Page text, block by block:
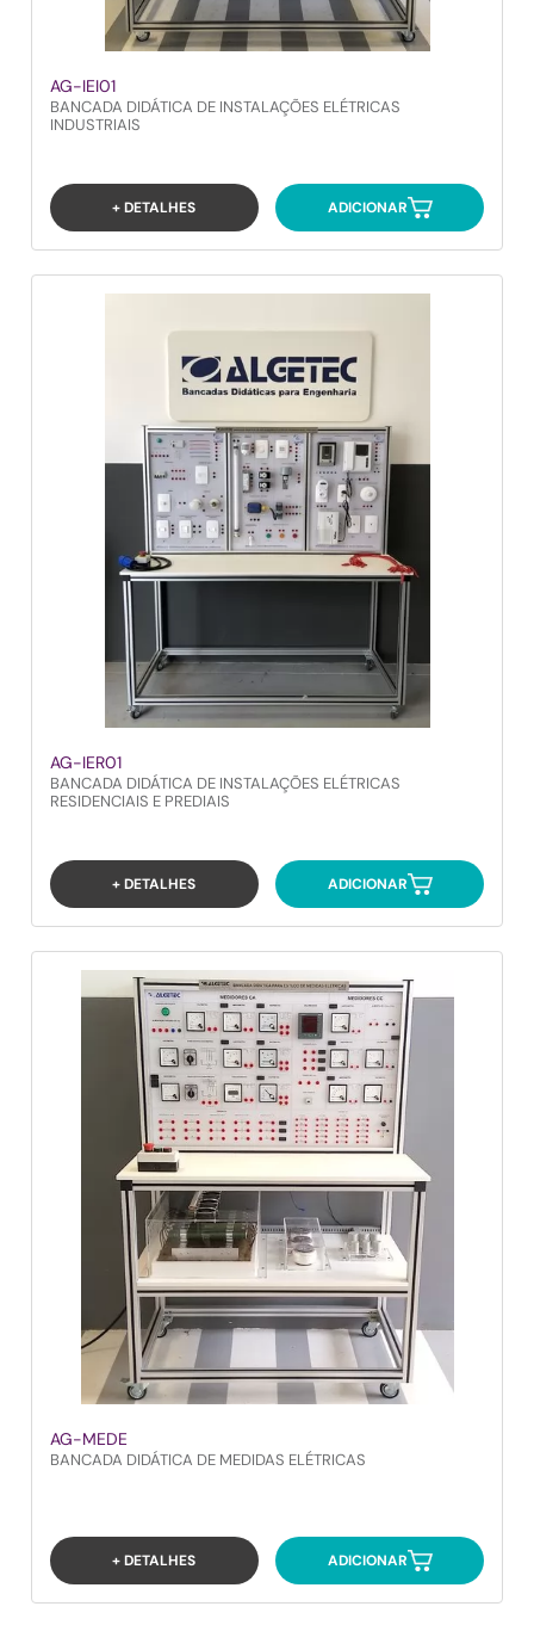
AG-IEI01
BANCADA DIDÁTICA DE INSTALAÇÕES ELÉTRICAS
INDUSTRIAIS
+ DETALHES ADICIONAR
AG-IER01
BANCADA DIDÁTICA DE INSTALAÇÕES ELÉTRICAS
RESIDENCIAIS E PREDIAIS
+ DETALHES ADICIONAR
AG-MEDE
BANCADA DIDÁTICA DE MEDIDAS ELÉTRICAS
+ DETALHES ADICIONAR